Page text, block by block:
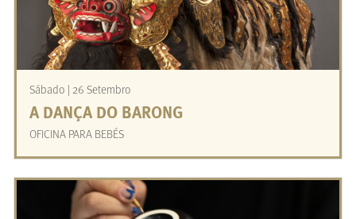
Sábado | 26 Setembro
A DANÇA DO BARONG
OFICINA PARA BEBÉS